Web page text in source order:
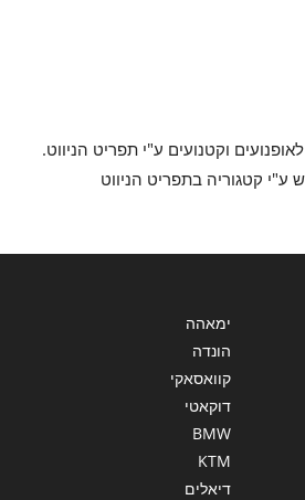
וקטנועים ע"י תפריט הניווט.
קטגוריה בתפריט הניווט
ימאהה
הונדה
קוואסאקי
דוקאטי
BMW
KTM
דיאלים